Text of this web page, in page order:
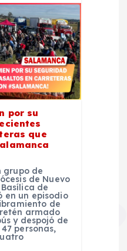
por su
que
grupo de
de Nuevo
de
en un episodio
de
armado
y despojó de
personas,